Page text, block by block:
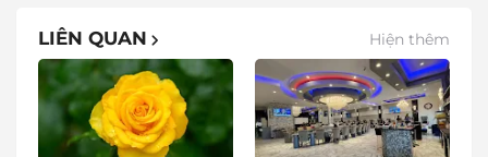
LIÊN QUAN Hiện thêm